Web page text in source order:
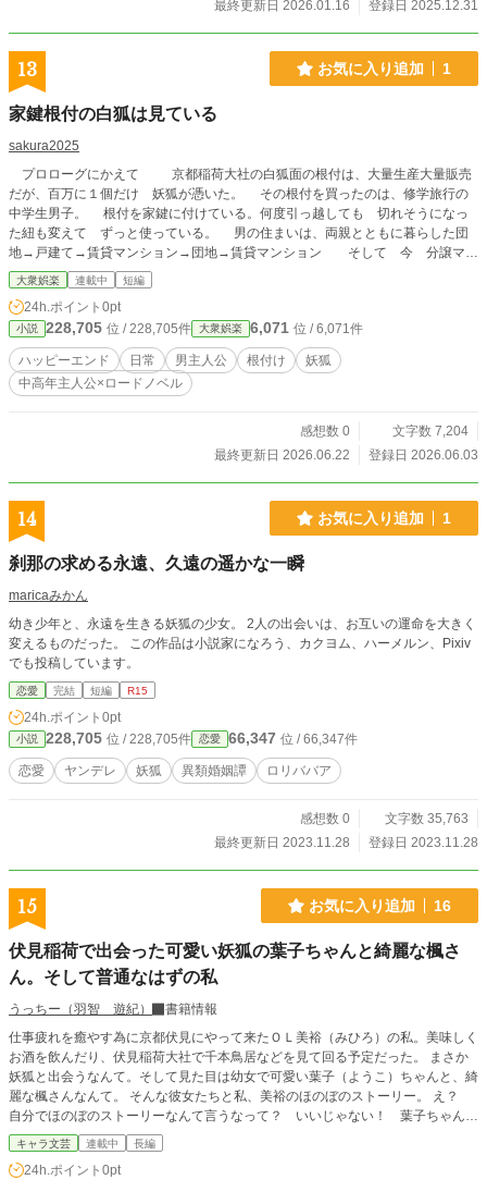
最終更新日 2026.01.16
登録日 2025.12.31
13 お気に入り追加 1
家鍵根付の白狐は見ている
sakura2025
プロローグにかえて 京都稲荷大社の白狐面の根付は、大量生産大量販売
だが、百万に１個だけ 妖狐が憑いた。 その根付を買ったのは、修学旅行の
中学生男子。 根付を家鍵に付けている。何度引っ越しても 切れそうになっ
た紐も変えて ずっと使っている。 男の住まいは、両親とともに暮らした団
地→戸建て→賃貸マンション→団地→賃貸マンション そして 今 分譲マン
ションにひとり暮らし。 末は博士～と言われた小学生、暴力事件被害者にな
った中学生、教師のいじめにあい普通高校から通信制高校同時通信制高校サポー
ト校へ IT専門学校へ 男は 最初の就職先で過重労働で体調を崩し、転職し
た。 男は節約を意識しなくても省エネスタイルの暮らしぶりで、オタク
の趣味を満足させつつ 貯金は増え、青色申告事業者では住宅ローンは少ししか
貸してくれなくても マイホームを手に入れた。 妖狐は見ている。ただ見て
いるだけ。男に手を貸したことはない。これまでは。 ＊＊＊＊＊＊＊＊＊＊＊
大衆娯楽 連載中 短編
24h.ポイント 0pt
小説 228,705 位 / 228,705件 大衆娯楽 6,071 位 / 6,071件
ハッピーエンド 日常 男主人公 根付け
妖狐
中高年主人公×ロードノベル
感想数 0
文字数 7,204
最終更新日 2026.06.22
登録日 2026.06.03
14 お気に入り追加 1
刹那の求める永遠、久遠の遥かな一瞬
maricaみかん
幼き少年と、永遠を生きる妖狐の少女。 2人の出会いは、お互いの運命を大きく
変えるものだった。 この作品は小説家になろう、カクヨム、ハーメルン、Pixiv
でも投稿しています。
恋愛 完結 短編 R15
24h.ポイント 0pt
小説 228,705 位 / 228,705件 恋愛 66,347 位 / 66,347件
恋愛 ヤンデレ 妖狐 異類婚姻譚 ロリババア
感想数 0
文字数 35,763
最終更新日 2023.11.28
登録日 2023.11.28
15 お気に入り追加 16
伏見稲荷で出会った可愛い妖狐の葉子ちゃんと綺麗な楓さ
ん。そして普通なはずの私
うっちー（羽智 遊紀）
書籍情報
仕事疲れを癒やす為に京都伏見にやって来たＯＬ美裕（みひろ）の私。美味しく
お酒を飲んだり、伏見稲荷大社で千本鳥居などを見て回る予定だった。 まさか
妖狐と出会うなんて。そして見た目は幼女で可愛い葉子（ようこ）ちゃんと、綺
麗な楓さんなんて。 そんな彼女たちと私、美裕のほのぼのストーリー。 え？
自分でほのぼのストーリーなんて言うなって？ いいじゃない！ 葉子ちゃんは
可愛いのよ！ ---- 小説家になろうとカクヨムにも同じ物を投稿しています。
キャラ文芸 連載中 長編
24h.ポイント 0pt